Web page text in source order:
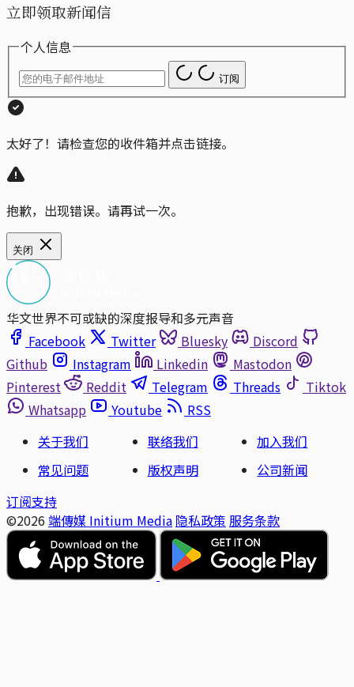
立即领取新闻信
个人信息
订阅
太好了！请检查您的收件箱并点击链接。
抱歉，出现错误。请再试一次。
关闭
华文世界不可或缺的深度报导和多元声音
Facebook
Twitter Bluesky
Discord
Github
Instagram Linkedin
Mastodon
Pinterest
Reddit Telegram Threads
Tiktok
Whatsapp
Youtube
RSS
关于我们
联络我们
加入我们
常见问题
版权声明
公司新闻
订阅支持
©2026 端傳媒 Initium Media 隐私政策 服务条款